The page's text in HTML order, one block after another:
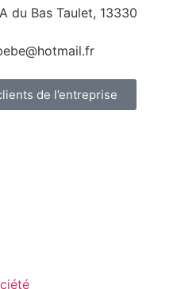
du Bas Taulet, 13330
de l’entreprise